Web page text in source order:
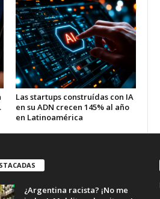
Las startups construídas con IA
en su ADN crecen 145% al año
en Latinoamérica
¿Argentina racista? ¡No me